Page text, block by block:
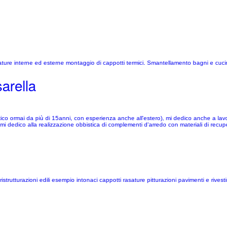
interne ed esterne montaggio di cappotti termici. Smantellamento bagni e
ormai da più di 15anni, con esperienza anche all'estero), mi dedico anche a
dedico alla realizzazione obbistica di complementi d'arredo con materiali di
edili esempio intonaci cappotti rasature pitturazioni pavimenti e